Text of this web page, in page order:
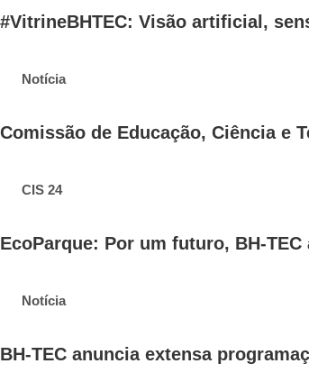
#VitrineBHTEC: Visão artificial,
Notícia
Comissão de Educação, Ciência e
CIS 24
EcoParque: Por um futuro, BH-
Notícia
BH-TEC anuncia extensa